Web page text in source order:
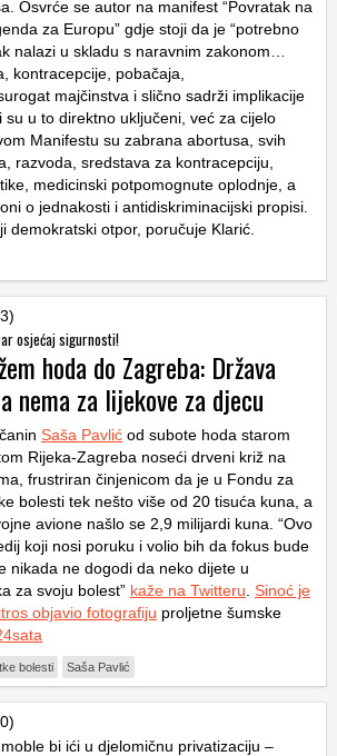
Osvrće se autor na manifest “Povratak na
za Europu” gdje stoji da je “potrebno
nalazi u skladu s naravnim zakonom…
kontracepcije, pobačaja,
majčinstva i slično sadrži implikacije
su u to direktno uključeni, već za cijelo
Manifestu su zabrana abortusa, svih
razvoda, sredstava za kontracepciju,
medicinski potpomognute oplodnje, a
o jednakosti i antidiskriminacijski propisi.
demokratski otpor, poručuje Klarić.
osjećaj sigurnosti!
hoda do Zagreba: Država
nema za lijekove za djecu
Saša Pavlić od subote hoda starom
Rijeka-Zagreba noseći drveni križ na
frustriran činjenicom da je u Fondu za
bolesti tek nešto više od 20 tisuća kuna, a
avione našlo se 2,9 milijardi kuna. “Ovo
koji nosi poruku i volio bih da fokus bude
nikada ne dogodi da neko dijete u
za svoju bolest” kaže na Twitteru Sinoć je
objavio fotografiju proljetne šumske
bolesti Saša Pavlić
bi ići u djelomičnu privatizaciju –